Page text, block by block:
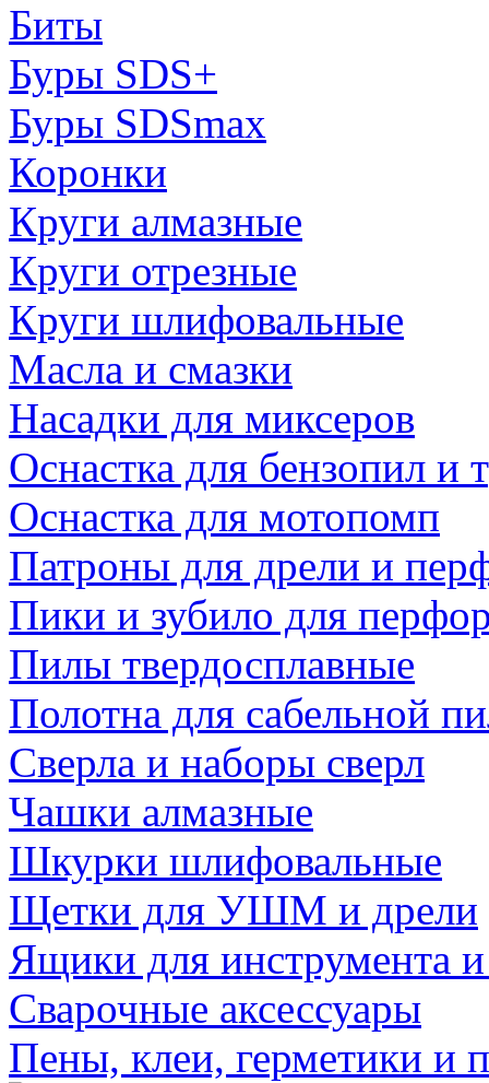
Биты
Буры SDS+
Буры SDSmax
Коронки
Круги алмазные
Круги отрезные
Круги шлифовальные
Масла и смазки
Насадки для миксеров
Оснастка для бензопил и
Оснастка для мотопомп
Патроны для дрели и
Пики и зубило для
Пилы твердосплавные
Полотна для сабельной
Сверла и наборы сверл
Чашки алмазные
Шкурки шлифовальные
Щетки для УШМ и дрели
Ящики для инструмента
Сварочные аксессуары
Пены, клеи, герметики и